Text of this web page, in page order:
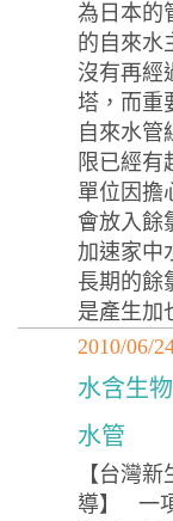
為日本的
的自來水
沒有再經
塔，而重
自來水管
限已經有
單位因擔
會放入餘
加速家中
長期的餘
是產生加
2010/06/
水含生
水管
【台灣
導】 一